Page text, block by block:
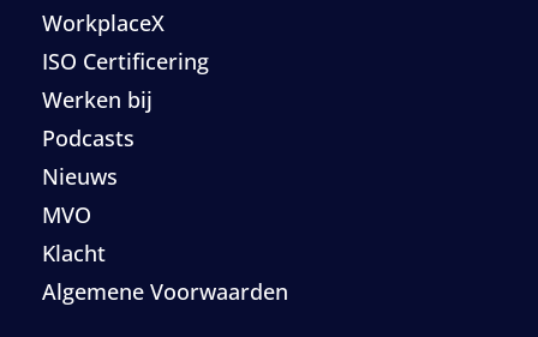
WorkplaceX
ISO Certificering
Werken bij
Podcasts
Nieuws
MVO
Klacht
Algemene Voorwaarden